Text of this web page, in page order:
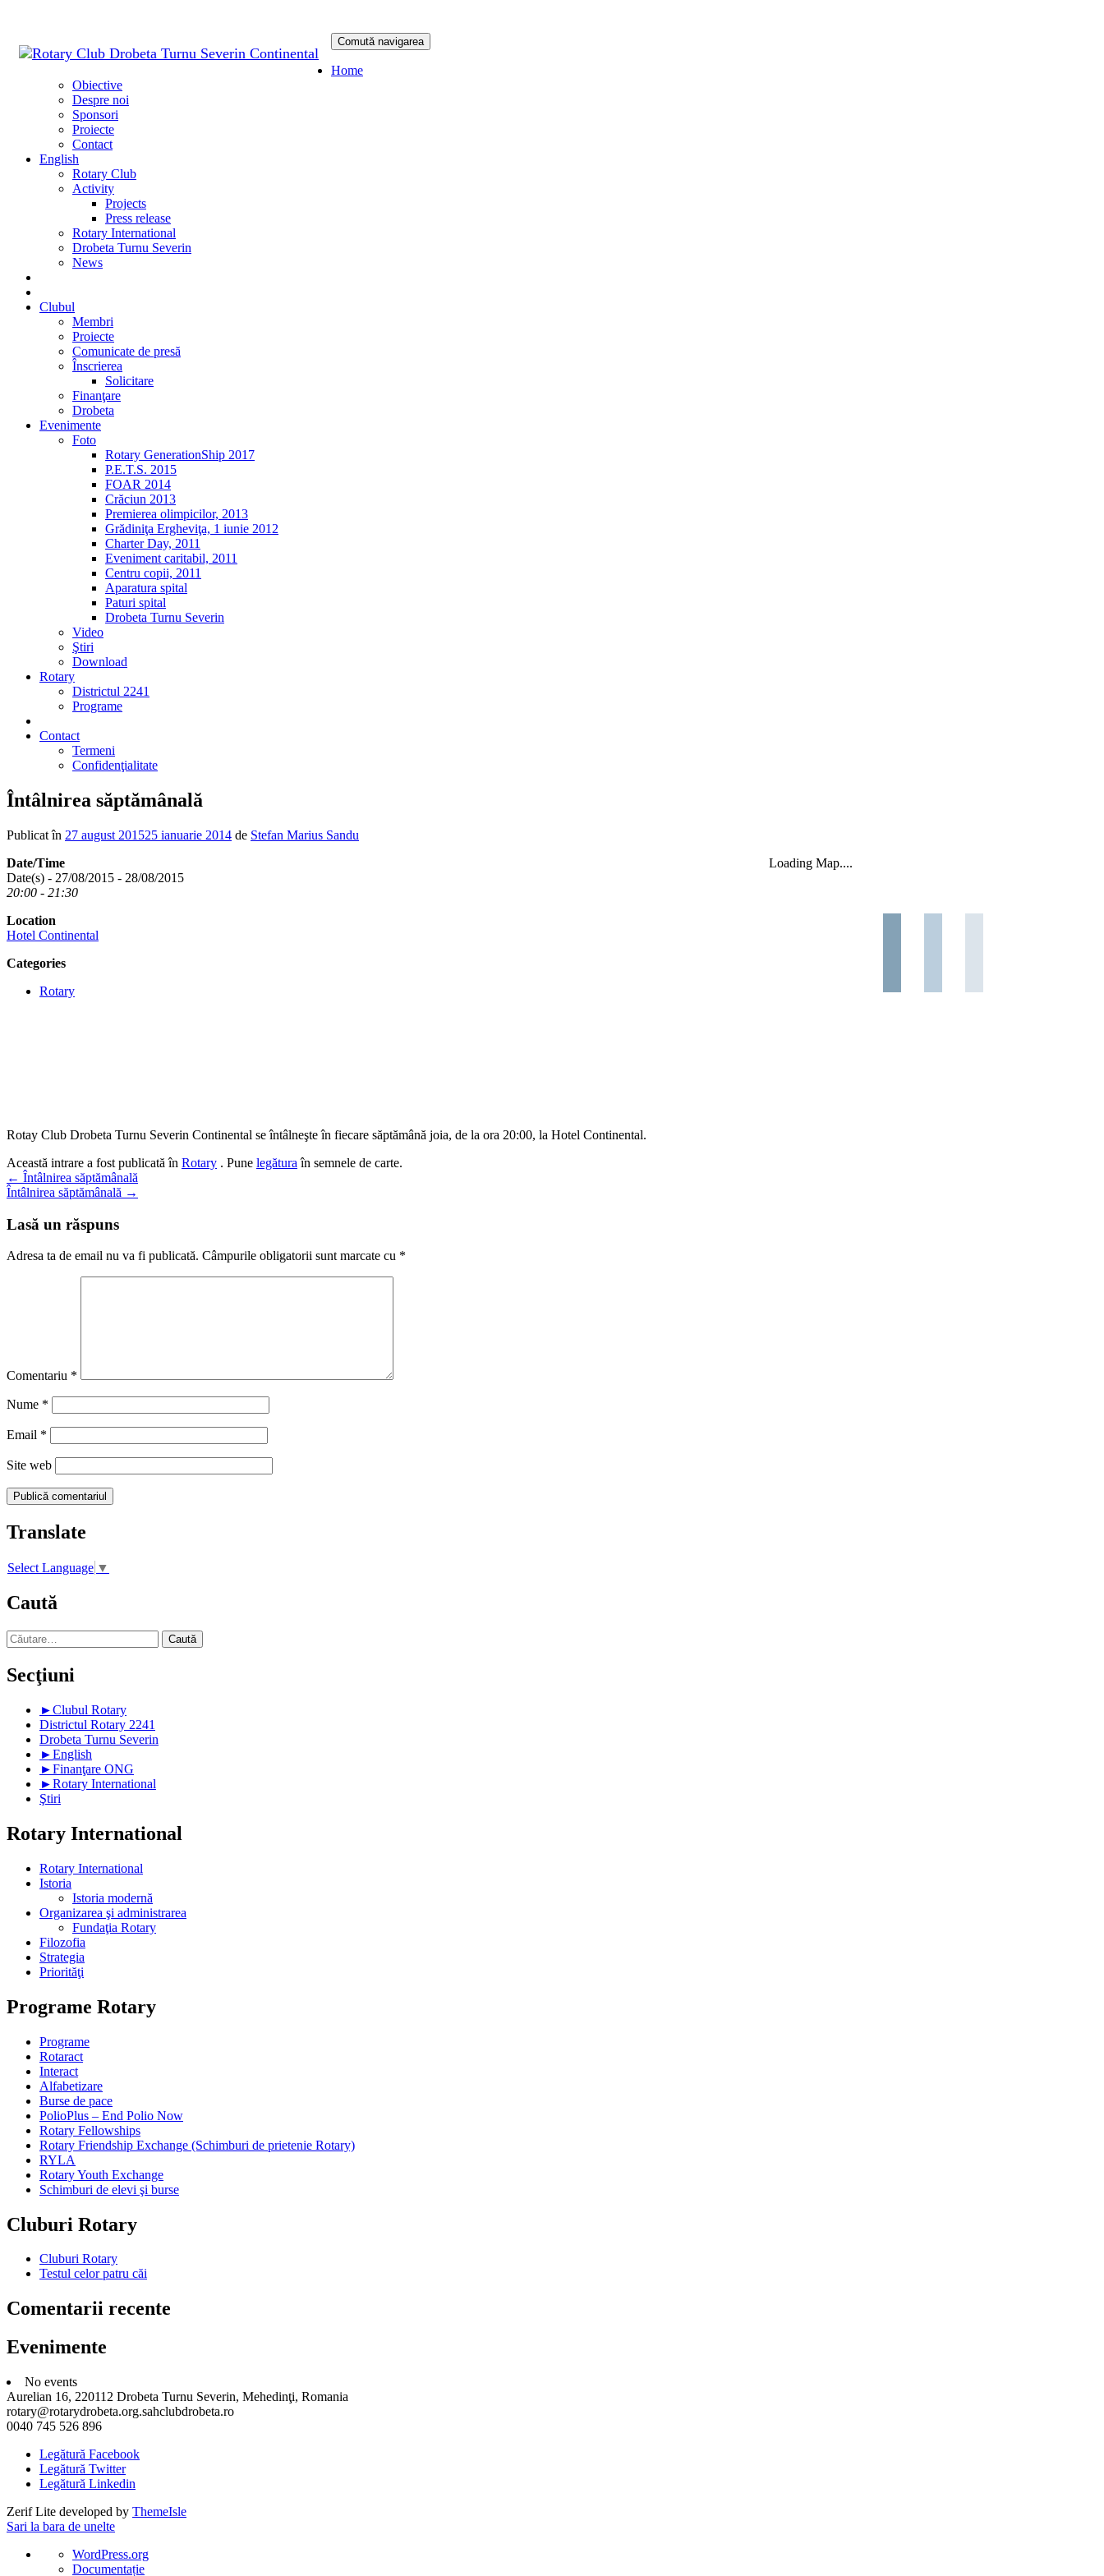
Comută navigarea
Sari
Home
Obiective
Despre noi
Sponsori
Proiecte
Contact
English
Rotary Club
Activity
Projects
Press release
Rotary International
Drobeta Turnu Severin
News
Clubul
Membri
Proiecte
Comunicate de presă
Înscrierea
Solicitare
Finanţare
Drobeta
Evenimente
Foto
Rotary GenerationShip 2017
P.E.T.S. 2015
FOAR 2014
Crăciun 2013
Premierea olimpicilor, 2013
Grădiniţa Ergheviţa, 1 iunie 2012
Charter Day, 2011
Eveniment caritabil, 2011
Centru copii, 2011
Aparatura spital
Paturi spital
Drobeta Turnu Severin
Video
Ştiri
Download
Rotary
Districtul 2241
Programe
Contact
Termeni
Confidenţialitate
Întâlnirea săptămânală
Publicat în 27 august 201525 ianuarie 2014 de Stefan Marius Sandu
Loading Map....
Date/Time
Date(s) - 27/08/2015 - 28/08/2015
20:00 - 21:30
Location
Hotel Continental
Categories
Rotary
Rotay Club Drobeta Turnu Severin Continental se întâlneşte în fiecare săptămână joia, de la ora 20:00, la Hotel Continental.
Această intrare a fost publicată în Rotary . Pune legătura în semnele de carte.
Navigare
în
articole
← Întâlnirea săptămânală
Întâlnirea săptămânală →
Lasă un răspuns
Adresa ta de email nu va fi publicată. Câmpurile obligatorii sunt marcate cu *
Comentariu *
Nume *
Email *
Site web
Translate
Select Language ▼
Caută
Caută
după:
Secţiuni
►Clubul Rotary
Districtul Rotary 2241
Drobeta Turnu Severin
►English
►Finanţare ONG
►Rotary International
Ştiri
Rotary International
Rotary International
Istoria
Istoria modernă
Organizarea şi administrarea
Fundaţia Rotary
Filozofia
Strategia
Priorităţi
Programe Rotary
Programe
Rotaract
Interact
Alfabetizare
Burse de pace
PolioPlus – End Polio Now
Rotary Fellowships
Rotary Friendship Exchange (Schimburi de prietenie Rotary)
RYLA
Rotary Youth Exchange
Schimburi de elevi şi burse
Cluburi Rotary
Cluburi Rotary
Testul celor patru căi
Comentarii recente
Evenimente
No events
Aurelian 16, 220112 Drobeta Turnu Severin, Mehedinţi, Romania
rotary@rotarydrobeta.org.sahclubdrobeta.ro
0040 745 526 896
Legătură Facebook
Legătură Twitter
Legătură Linkedin
Zerif Lite developed by ThemeIsle
Sari la bara de unelte
Despre
WordPress
WordPress.org
Documentație